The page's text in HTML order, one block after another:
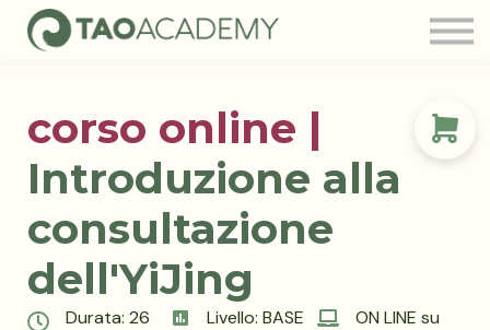
Tao Community
Contatti
Login
corso online |
Introduzione alla
consultazione
dell'YiJing
Durata: 26
Livello: BASE
ON LINE su